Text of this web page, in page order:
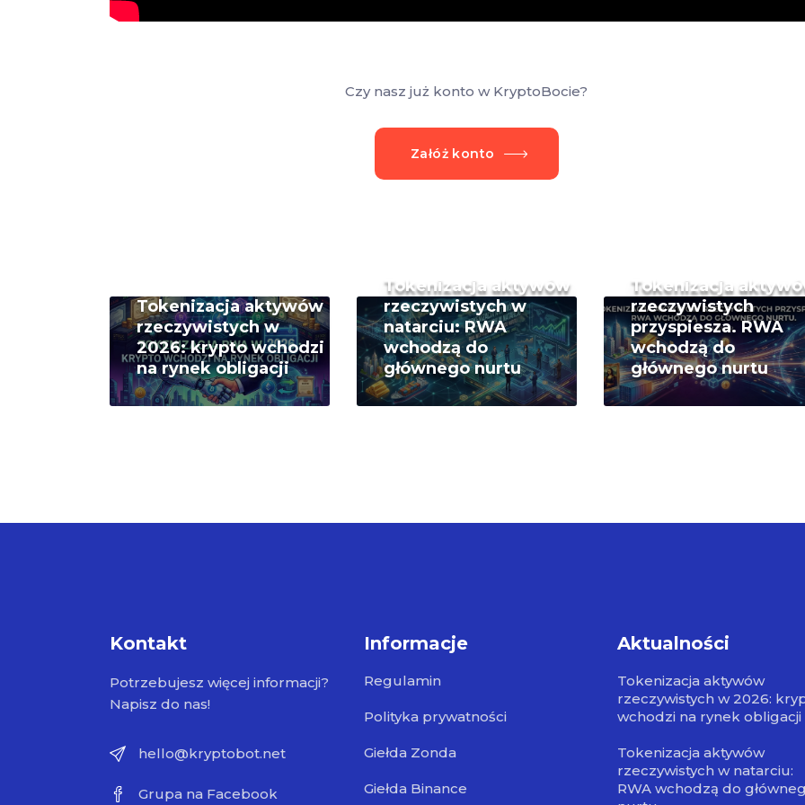
Czy nasz już konto w KryptoBocie?
Załóż konto
Tokenizacja aktywów
rzeczywistych w
2026: krypto wchodzi
na rynek obligacji
Tokenizacja aktywów
rzeczywistych w
natarciu: RWA
wchodzą do
głównego nurtu
Tokenizacja
rzeczywistych
przyspiesza. RWA
wchodzą do
głównego nurtu
Kontakt
Potrzebujesz więcej informacji?
Napisz do nas!
hello@kryptobot.net
Grupa na Facebook
Informacje
Regulamin
Polityka prywatności
Giełda Zonda
Giełda Binance
Aktualności
Tokenizacja aktywów
rzeczywistych w 2026:
wchodzi na rynek obligacji
Tokenizacja aktywów
rzeczywistych w natarciu:
RWA wchodzą do